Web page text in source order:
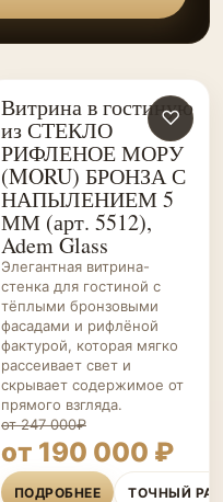
ГОСТИНЫЕ НА ЗАКАЗ
♡
Витрина в гостиную
из СТЕКЛО
РИФЛЕНОЕ МОРУ
(MORU) БРОНЗА С
НАПЫЛЕНИЕМ 5
ММ (арт. 5512),
Adem Glass
Элегантная витрина-
стенка для гостиной с
тёплыми бронзовыми
фасадами и рифлёной
фактурой, которая мягко
рассеивает свет и
скрывает содержимое от
прямого взгляда.
от 247 000₽
от 190 000 ₽
ПОДРОБНЕЕ ТОЧНЫЙ